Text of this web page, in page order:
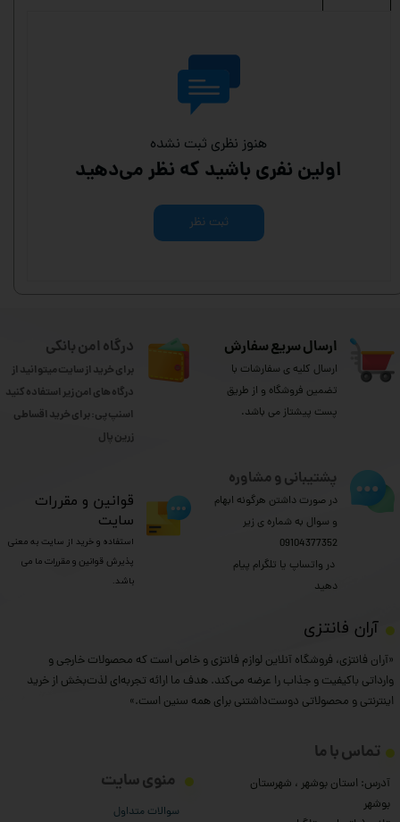
هنوز نظری ثبت نشده
اولین نفری باشید که نظر می‌دهید
ثبت نظر
ارسال سریع سفارش
ارسال کلیه ی سفارشات با
تضمین فروشگاه و از طریق
پست پیشتاز می باشد.
​آران فانتزی
«آران فانتزی، فروشگاه آنلاین لوازم فانتزی و خاص است که محصولات خارجی و
وارداتی باکیفیت و جذاب را عرضه می‌کند. هدف ما ارائه تجربه‌ای لذت‌بخش از خرید
اینترنتی و محصولاتی دوست‌داشتنی برای همه سنین است.»
منوی سایت
سوالات متداول
تماس با ما
آدرس: استان بوشهر ، شهرستان
بوشهر
درگاه امن بانکی
برای خرید از سایت میتوانید از
درگاه های امن زیر استفاده کنید
اسنپ پی: برای خرید اقساطی
​​​​​​​زرین پال
پشتیبانی و مشاوره
در صورت داشتن هرگونه ابهام
و سوال به شماره ی زیر
09104377352
​​​​​​​ در واتساپ یا تلگرام پیام
دهید
​قوانین و مقررات
سایت
استفاده و خرید از سایت به معنی
پذیرش قوانین و مقررات ما می
باشد.